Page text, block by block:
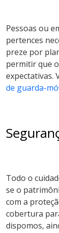
Pessoas ou
pertences
preze por
permitir que
expectativas.
de guarda-
Todo o
se o
com a
cobertura
dispomos,